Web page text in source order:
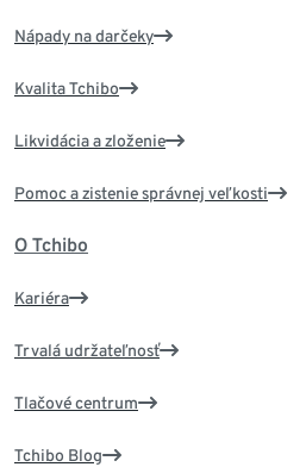
Nápady na darčeky
Kvalita Tchibo
Likvidácia a zloženie
Pomoc a zistenie správnej veľkosti
O Tchibo
Kariéra
Trvalá udržateľnosť
Tlačové centrum
Tchibo Blog